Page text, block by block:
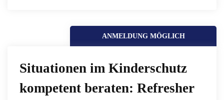
ANMELDUNG MÖGLICH
Situationen im Kinderschutz
kompetent beraten: Refresher